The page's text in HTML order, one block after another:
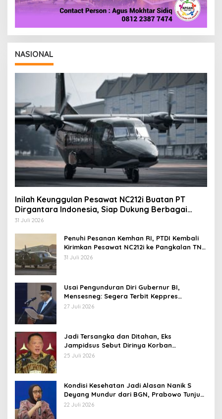
NASIONAL
Inilah Keunggulan Pesawat NC212i Buatan PT
Dirgantara Indonesia, Siap Dukung Berbagai
Operasi TNI
31 Juli 2026
Penuhi Pesanan Kemhan RI, PTDI Kembali
Kirimkan Pesawat NC212i ke Pangkalan TNI
AU
31 Juli 2026
Usai Pengunduran Diri Gubernur BI,
Mensesneg: Segera Terbit Keppres
Pemberhentian dengan Hormat
27 Juli 2026
Jadi Tersangka dan Ditahan, Eks
Jampidsus Sebut Dirinya Korban
Kriminalisasi
25 Juli 2026
Kondisi Kesehatan Jadi Alasan Nanik S
Deyang Mundur dari BGN, Prabowo Tunjuk
Wamentan Sudaryono
22 Juli 2026